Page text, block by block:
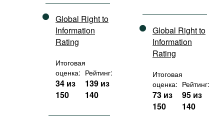
Global Right to
Information
Rating
Итоговая
оценка:
34 из
150
Рейтинг:
139 из
140
Global Right to
Information
Rating
Итоговая
оценка:
73 из
150
Рейтинг:
95 из
140